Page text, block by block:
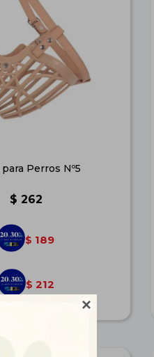

Perros Nº5
$ 262
$ 189
$ 212